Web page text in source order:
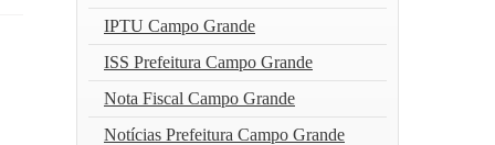
IPTU Campo Grande
ISS Prefeitura Campo Grande
Nota Fiscal Campo Grande
Notícias Prefeitura Campo Grande